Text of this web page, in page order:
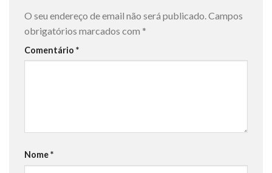
O seu endereço de email não será publicado. Campos
obrigatórios marcados com *
Comentário *
Nome*